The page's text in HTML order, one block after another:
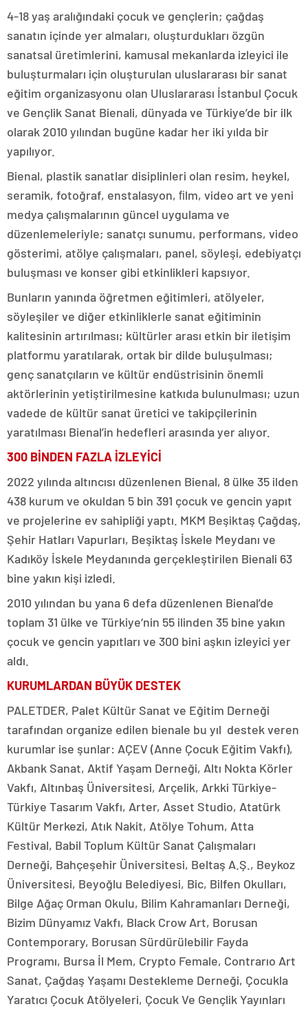
4-18 yaş aralığındaki çocuk ve gençlerin; çağdaş
sanatın içinde yer almaları, oluşturdukları özgün
sanatsal üretimlerini, kamusal mekanlarda izleyici ile
buluşturmaları için oluşturulan uluslararası bir sanat
eğitim organizasyonu olan Uluslararası İstanbul Çocuk
ve Gençlik Sanat Bienali, dünyada ve Türkiye’de bir ilk
olarak 2010 yılından bugüne kadar her iki yılda bir
yapılıyor.
Bienal, plastik sanatlar disiplinleri olan resim, heykel,
seramik, fotoğraf, enstalasyon, ﬁlm, video art ve yeni
medya çalışmalarının güncel uygulama ve
düzenlemeleriyle; sanatçı sunumu, performans, video
gösterimi, atölye çalışmaları, panel, söyleşi, edebiyatçı
buluşması ve konser gibi etkinlikleri kapsıyor.
Bunların yanında öğretmen eğitimleri, atölyeler,
söyleşiler ve diğer etkinliklerle sanat eğitiminin
kalitesinin artırılması; kültürler arası etkin bir iletişim
platformu yaratılarak, ortak bir dilde buluşulması;
genç sanatçıların ve kültür endüstrisinin önemli
aktörlerinin yetiştirilmesine katkıda bulunulması; uzun
vadede de kültür sanat üretici ve takipçilerinin
yaratılması Bienal’in hedefleri arasında yer alıyor.
300 BİNDEN FAZLA İZLEYİCİ
2022 yılında altıncısı düzenlenen Bienal, 8 ülke 35 ilden
438 kurum ve okuldan 5 bin 391 çocuk ve gencin yapıt
ve projelerine ev sahipliği yaptı. MKM Beşiktaş Çağdaş,
Şehir Hatları Vapurları, Beşiktaş İskele Meydanı ve
Kadıköy İskele Meydanında gerçekleştirilen Bienali 63
bine yakın kişi izledi.
2010 yılından bu yana 6 defa düzenlenen Bienal’de
toplam 31 ülke ve Türkiye‘nin 55 ilinden 35 bine yakın
çocuk ve gencin yapıtları ve 300 bini aşkın izleyici yer
aldı.
KURUMLARDAN BÜYÜK DESTEK
PALETDER, Palet Kültür Sanat ve Eğitim Derneği
tarafından organize edilen bienale bu yıl destek veren
kurumlar ise şunlar: AÇEV (Anne Çocuk Eğitim Vakfı),
Akbank Sanat, Aktif Yaşam Derneği, Altı Nokta Körler
Vakfı, Altınbaş Üniversitesi, Arçelik, Arkki Türkiye-
Türkiye Tasarım Vakfı, Arter, Asset Studio, Atatürk
Kültür Merkezi, Atık Nakit, Atölye Tohum, Atta
Festival, Babil Toplum Kültür Sanat Çalışmaları
Derneği, Bahçeşehir Üniversitesi, Beltaş A.Ş., Beykoz
Üniversitesi, Beyoğlu Belediyesi, Bic, Bilfen Okulları,
Bilge Ağaç Orman Okulu, Bilim Kahramanları Derneği,
Bizim Dünyamız Vakfı, Black Crow Art, Borusan
Contemporary, Borusan Sürdürülebilir Fayda
Programı, Bursa İl Mem, Crypto Female, Contrarıo Art
Sanat, Çağdaş Yaşamı Destekleme Derneği, Çocukla
Yaratıcı Çocuk Atölyeleri, Çocuk Ve Gençlik Yayınları